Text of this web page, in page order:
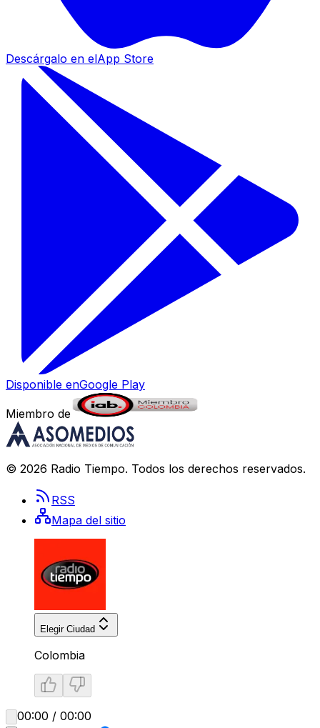
Descárgalo en elApp Store
Disponible enGoogle Play
Miembro de
© 2026 Radio Tiempo. Todos los derechos reservados.
RSS
Mapa del sitio
Elegir Ciudad
Colombia
00:00 / 00:00